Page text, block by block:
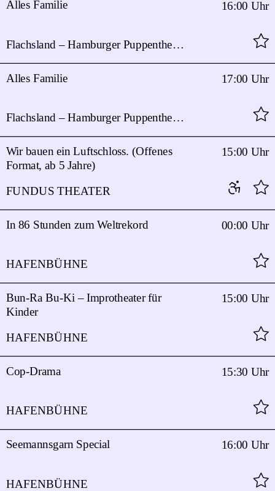
Flachsland – Hamburger Puppentheater
16:00 Uhr
Alles Familie
Flachsland – Hamburger Puppentheater
17:00 Uhr
Alles Familie
FUNDUS THEATER
15:00 Uhr
Wir bauen ein Luftschloss. (Offenes
Format, ab 5 Jahre)
HAFENBÜHNE
00:00 Uhr
In 86 Stunden zum Weltrekord
HAFENBÜHNE
15:00 Uhr
Bun-Ra Bu-Ki – Improtheater für
Kinder
HAFENBÜHNE
15:30 Uhr
Cop-Drama
HAFENBÜHNE
16:00 Uhr
Seemannsgarn Special